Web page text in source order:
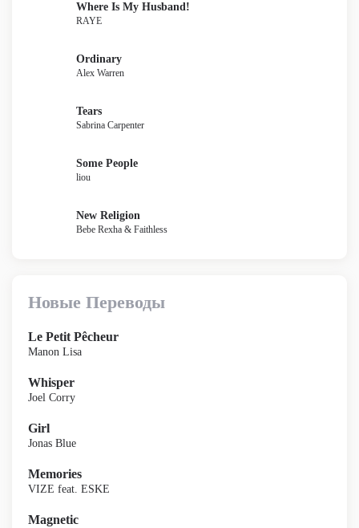
Where Is My Husband!
RAYE
Ordinary
Alex Warren
Tears
Sabrina Carpenter
Some People
liou
New Religion
Bebe Rexha & Faithless
Новые Переводы
Le Petit Pêcheur
Manon Lisa
Whisper
Joel Corry
Girl
Jonas Blue
Memories
VIZE feat. ESKE
Magnetic